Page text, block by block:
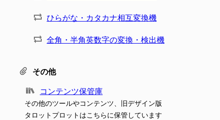
ひらがな・カタカナ相互変換機
全角・半角英数字の変換・検出機
その他
コンテンツ保管庫
その他のツールやコンテンツ、旧デザイン版
タロットプロットはこちらに保管しています